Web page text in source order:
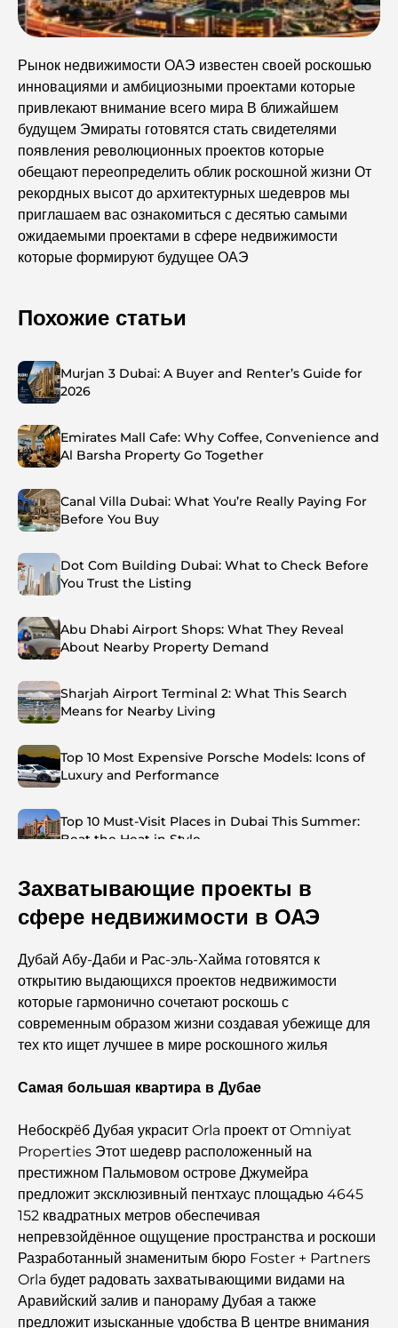
Рынок недвижимости ОАЭ известен своей роскошью
инновациями и амбициозными проектами которые
привлекают внимание всего мира В ближайшем
будущем Эмираты готовятся стать свидетелями
появления революционных проектов которые
обещают переопределить облик роскошной жизни От
рекордных высот до архитектурных шедевров мы
приглашаем вас ознакомиться с десятью самыми
ожидаемыми проектами в сфере недвижимости
которые формируют будущее ОАЭ
Похожие статьи
Murjan 3 Dubai: A Buyer and Renter’s Guide for
2026
Emirates Mall Cafe: Why Coffee, Convenience and
Al Barsha Property Go Together
Canal Villa Dubai: What You’re Really Paying For
Before You Buy
Dot Com Building Dubai: What to Check Before
You Trust the Listing
Abu Dhabi Airport Shops: What They Reveal
About Nearby Property Demand
Sharjah Airport Terminal 2: What This Search
Means for Nearby Living
Top 10 Most Expensive Porsche Models: Icons of
Luxury and Performance
Top 10 Must-Visit Places in Dubai This Summer:
Beat the Heat in Style
Top 7 Busiest Airports in the World: Hub of Global
Abu Dhabi vs Dubai: A Practical Comparison for
Investors and Residents
Best Schools in Downtown Dubai: A Guide for
Families
по спасению от жары
Лучшие подарки класса люкс для мужчин:
продуманные и вневременные идеи для презентов.
Школы рядом с Палм-Джумейра: подробное
руководство для семей
Лучшие отели в районе Business Bay, Дубай: ваш
полный путеводитель
Захватывающие проекты в
сфере недвижимости в ОАЭ
Дубай Абу-Даби и Рас-эль-Хайма готовятся к
открытию выдающихся проектов недвижимости
которые гармонично сочетают роскошь с
современным образом жизни создавая убежище для
тех кто ищет лучшее в мире роскошного жилья
Самая большая квартира в Дубае
Небоскрёб Дубая украсит Orla проект от Omniyat
Properties Этот шедевр расположенный на
престижном Пальмовом острове Джумейра
предложит эксклюзивный пентхаус площадью 4645
152 квадратных метров обеспечивая
непревзойдённое ощущение пространства и роскоши
Разработанный знаменитым бюро Foster + Partners
Orla будет радовать захватывающими видами на
Аравийский залив и панораму Дубая а также
предложит изысканные удобства В центре внимания